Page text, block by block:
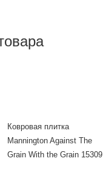
Ковровая плитка
Mannington Against The
Grain With the Grain 15309